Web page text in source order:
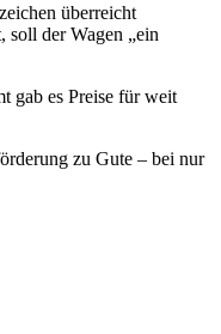
überreicht
der Wagen „ein
gab es Preise für weit
zu Gute – bei nur